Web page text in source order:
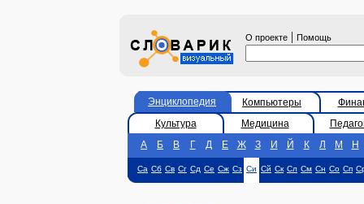
О проекте | Помощь
Энциклопедия Компьютеры
Культура
Медицина
А
Б В Г Д Е Ж З И Й К Л М Н
Са Сб Св Сг Сд Се Сж Сз Си Сй Ск Сл См Сн Со Сп